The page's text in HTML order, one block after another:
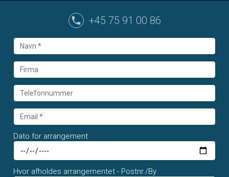
+45 75 91 00 86
Dato for arrangement
Hvor afholdes arrangementet - Postnr./By